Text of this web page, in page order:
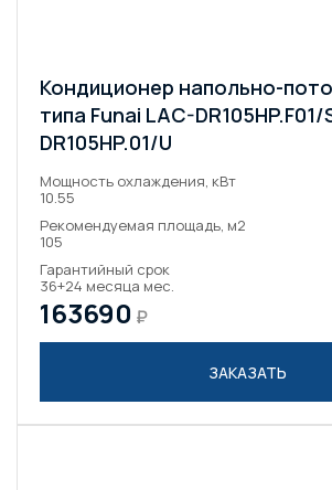
Кондиционер напольно-
типа Funai LAC-
DR105HP.01/U
Мощность охлаждения, кВт
10.55
Рекомендуемая площадь, м2
105
Гарантийный срок
36+24 месяца мес.
163690 ₽
ЗАКАЗАТЬ